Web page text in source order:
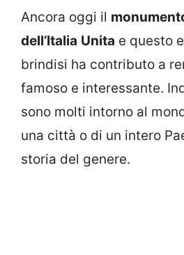
Ancora oggi il
dell’Italia Unita e questo
brindisi ha contributo a
famoso e interessante.
sono molti intorno al
una città o di un intero
storia del genere.